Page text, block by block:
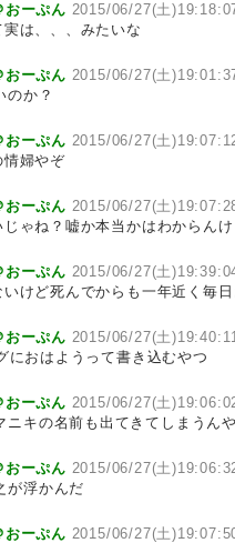
おーぷん 2015/06/27(土
実は、、、みたいな
おーぷん 2015/06/27(土
のか？
おーぷん 2015/06/27(土
情婦やぞ
おーぷん 2015/06/27(土
じゃね？嘘か本当かはわからんけ
おーぷん 2015/06/27(土
いけど死んでからも一年近く毎
おーぷん 2015/06/27(土
におはようって書き込むやつ
おーぷん 2015/06/27(土
ニキの名前も出てきてしまうん
おーぷん 2015/06/27(土
が浮かんだ
おーぷん 2015/06/27(土